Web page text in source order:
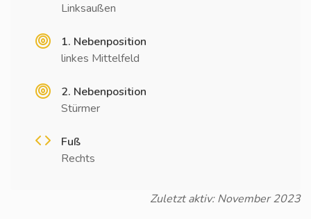
Linksaußen
1. Nebenposition
linkes Mittelfeld
2. Nebenposition
Stürmer
Fuß
Rechts
Zuletzt aktiv: November 2023